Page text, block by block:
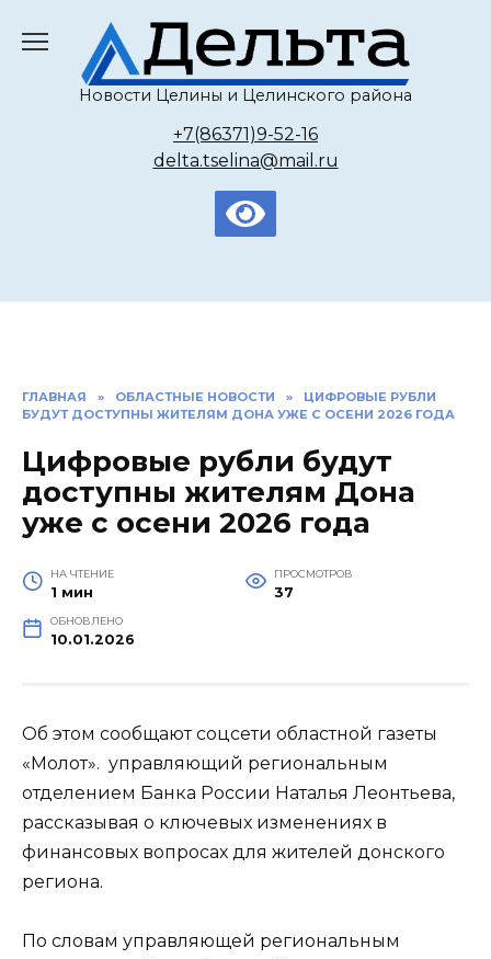
содержанию
Новости Целины и Целинского района
+7(86371)9-52-16
delta.tselina@mail.ru
ГЛАВНАЯ » ОБЛАСТНЫЕ НОВОСТИ »
ЦИФРОВЫЕ РУБЛИ
БУДУТ ДОСТУПНЫ ЖИТЕЛЯМ ДОНА УЖЕ С ОСЕНИ 2026 ГОДА
Цифровые рубли будут
доступны жителям Дона
уже с осени 2026 года
НА ЧТЕНИЕ
1 мин
ПРОСМОТРОВ
37
ОБНОВЛЕНО
10.01.2026
Об этом сообщают соцсети областной газеты
«Молот». управляющий региональным
отделением Банка России Наталья Леонтьева,
рассказывая о ключевых изменениях в
финансовых вопросах для жителей донского
региона.
По словам управляющей региональным